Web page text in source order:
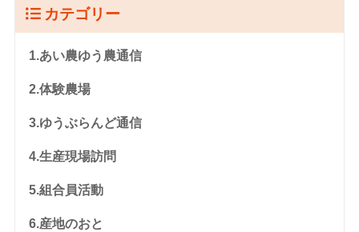
カテゴリー
1.あい農ゆう農通信
2.体験農場
3.ゆうぶらんど通信
4.生産現場訪問
5.組合員活動
6.産地のおと